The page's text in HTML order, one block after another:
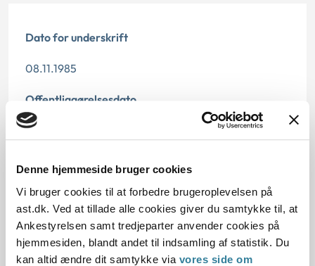
Denne hjemmeside bruger cookies
Vi bruger cookies til at forbedre brugeroplevelsen på
ast.dk. Ved at tillade alle cookies giver du samtykke til, at
Ankestyrelsen samt tredjeparter anvender cookies på
hjemmesiden, blandt andet til indsamling af statistik. Du
kan altid ændre dit samtykke via vores side om
Dato for underskrift
08.11.1985
Offentliggørelsesdato
12.07.2013
§ 15 § 39
Journalnummer
20037-8413754-85